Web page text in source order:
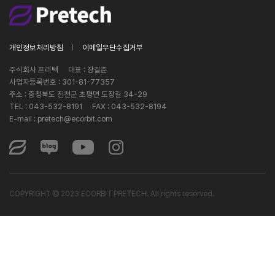
개인정보처리방침 이메일무단수집거부
주식회사 프리텍
대표 : 장길준
사업자등록번호 : 301-81-77357
주소 : 충청북도 진천군 초평면 도장길 34-29
TEL : 043-532-8191
FAX : 043-532-8194
E-mail : pretech@ecorbit.com
COPYRIGHT 2023 ECORBIT PRETECH. All rights reserved.